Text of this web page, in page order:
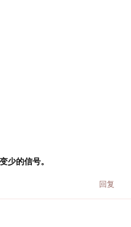
少的信号。
回复